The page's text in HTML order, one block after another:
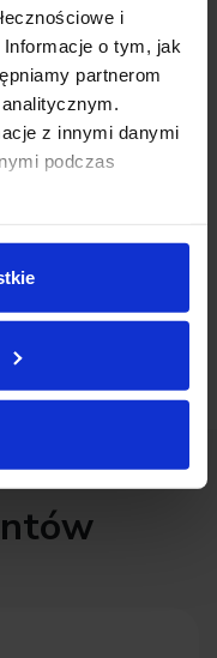
i
o tym, jak
partnerom
z innymi danymi
podczas
danych
oraz
znajduje się w